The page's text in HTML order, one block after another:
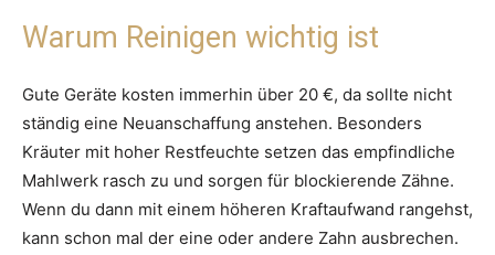
Warum Reinigen wichtig ist
Gute Geräte kosten immerhin über 20 €, da sollte nicht
ständig eine Neuanschaffung anstehen. Besonders
Kräuter mit hoher Restfeuchte setzen das empfindliche
Mahlwerk rasch zu und sorgen für blockierende Zähne.
Wenn du dann mit einem höheren Kraftaufwand rangehst,
kann schon mal der eine oder andere Zahn ausbrechen.